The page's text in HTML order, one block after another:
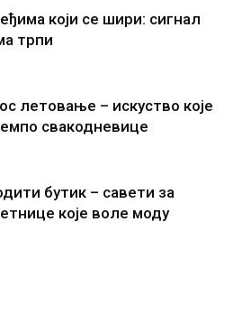
који се шири: сигнал
трпи
летовање – искуство које
свакодневице
бутик – савети за
које воле моду